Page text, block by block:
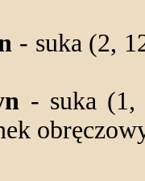
- suka (2,
- suka